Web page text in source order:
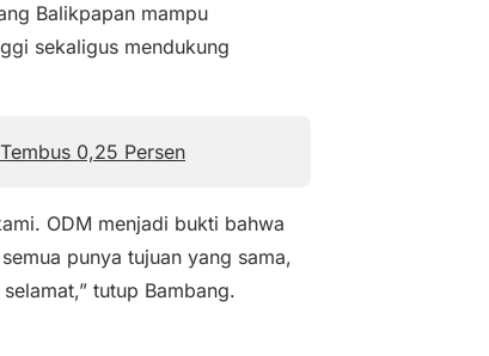
Balikpapan mampu
sekaligus mendukung
0,25 Persen
ODM menjadi bukti bahwa
punya tujuan yang sama,
tutup Bambang.